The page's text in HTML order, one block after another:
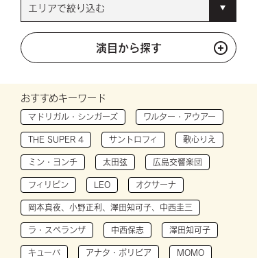
演目から探す
おすすめキーワード
マドリガル・シンガーズ ワルター・アウアー
THE SUPER 4 サントロフィ 歌心りえ
ミン・ヨンチ 太田弦 広島交響楽団
フィリピン LEO オクサーナ
岡本真夜、小野正利、澤田知可子、中西圭三
ラ・スペランザ 中西保志 澤田知可子
キューバ アナタ・ボリビア MOMO